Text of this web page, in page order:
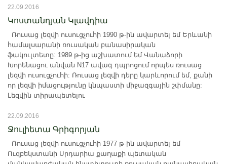
22.09.2016
Կոստանդյան Կլավդիա
Ռուսաց լեզվի ուսուցչուհի 1990 թ-ին ավարտել եմ Երևանի
համալսարանի ռուսական բանասիրական
ֆակուլտետը: 1989 թ-ից աշխատում եմ Վանաձորի
Խորենացու անվան N17 ավագ դպրոցում որպես ռուսաց
լեզվի ուսուցչուհի: Ռուսաց լեզվի դերը կարևորում եմ, քանի
որ լեզվի իմացությունը կնպաստի միջազգային շփմանը:
Լեզվին տիրապետելու
22.09.2016
Ջուլիետա Գրիգորյան
Ռուսաց լեզվի ուսուցչուհի 1977 թ-ին ավարտել եմ
Ուզբեկստանի Սրդարիա քաղաքի պետական